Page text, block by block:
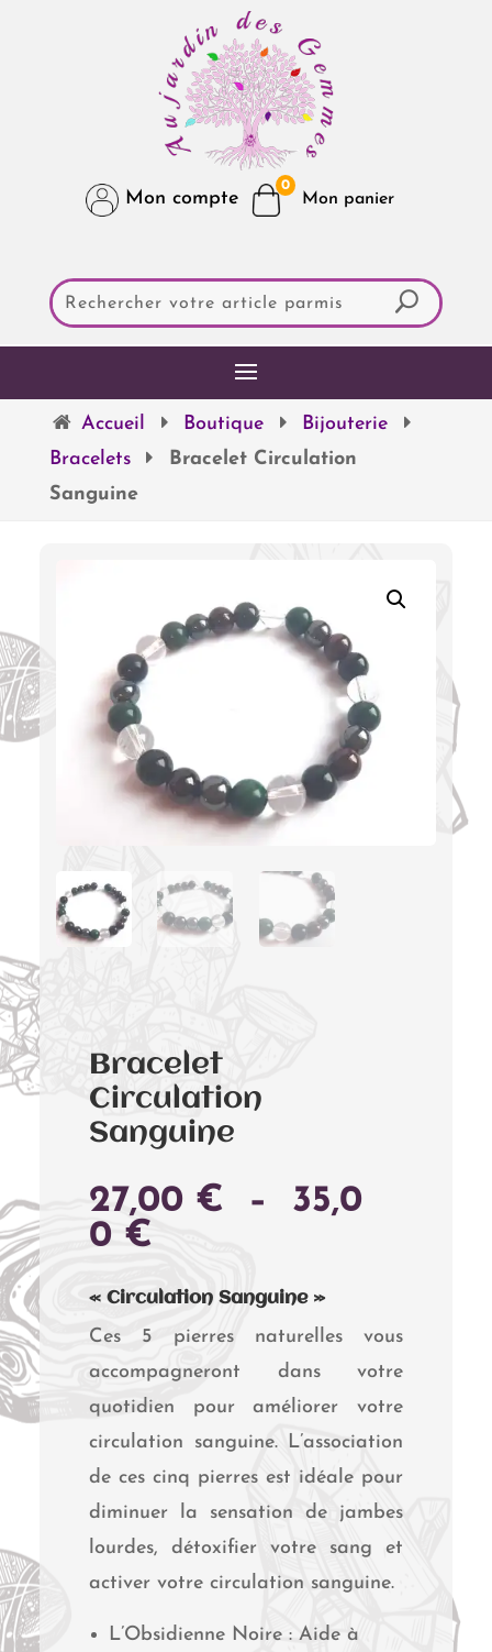
Mon compte
0
Accueil Boutique
Bijouterie
Bracelets
Bracelet Circulation
Sanguine
Bracelet
Circulation
Sanguine
27,00 € –
35,0
0 €PLAGE
PRIX :
27,00 €
À
35,00 €
« Circulation Sanguine »
Ces 5 pierres naturelles vous
accompagneront dans votre
quotidien pour améliorer votre
circulation sanguine. L’association
de ces cinq pierres est idéale pour
diminuer la sensation de jambes
lourdes, détoxifier votre sang et
activer votre circulation sanguine.
L’Obsidienne Noire : Aide à